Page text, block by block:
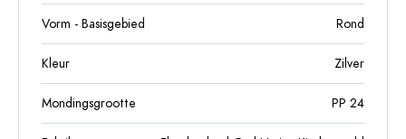
Vorm - Basisgebied Rond
Kleur Zilver
Mondingsgrootte PP 24